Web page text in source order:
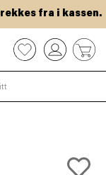
fra i kassen.
0